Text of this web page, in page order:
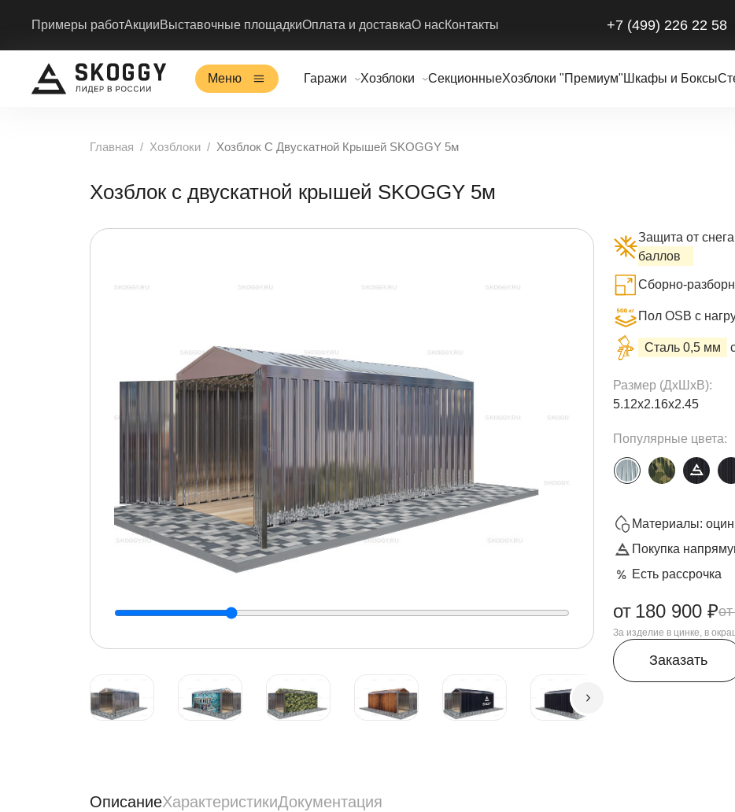
Примеры работАкцииВыставочные площадкиОплата и доставкаО насКонтакты +7 (499) 226 22 58
Меню Гаражи Хозблоки СекционныеХозблоки "Премиум" Шкафы и Боксы
Главная Хозблоки Хозблок С Двускатной Крышей SKOGGY 5м
Хозблок с двускатной крышей SKOGGY 5м
Защита от снега
баллов
Сборно-
Пол OSB с
Сталь 0,5 мм
Размер (ДxШxВ):
5.12х2.16х2.45
Популярные цвета:
Материалы:
Покупка
Есть рассрочка
от 180 900 ₽
За изделие в цинке, в
Заказать
ОписаниеХарактеристикиДокументация